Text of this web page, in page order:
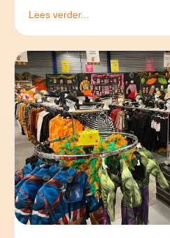
Lees verder...